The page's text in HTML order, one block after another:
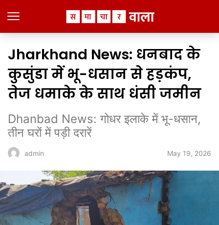
Jharkhand News: धनबाद के
कुसुंडा में भू-धसान से हड़कंप,
तेज धमाके के साथ धंसी जमीन
Dhanbad News: गोधर इलाके में भू-धसान,
तीन घरों में पड़ी दरारें
admin May 19, 2026